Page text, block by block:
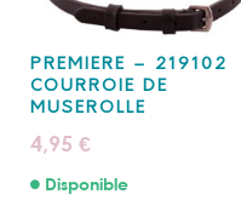
PREMIERE – 219102
COURROIE DE
MUSEROLLE
4,95 €
Disponible